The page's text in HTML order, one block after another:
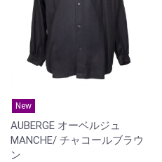
New
AUBERGE オーベルジュ
MANCHE/ チャコールブラウ
ン